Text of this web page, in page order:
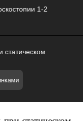
1-2
статическом